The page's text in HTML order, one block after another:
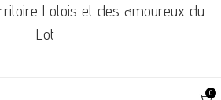
Lotois et des amoureux du
Lot
0